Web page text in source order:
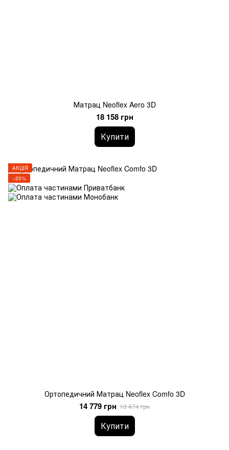
Матрац Neoflex Aero 3D
18 158 грн
Купити
АКЦІЯ
−20%
Ортопедичний Матрац Neoflex Comfo 3D
14 779 грн 18 474 грн
Купити